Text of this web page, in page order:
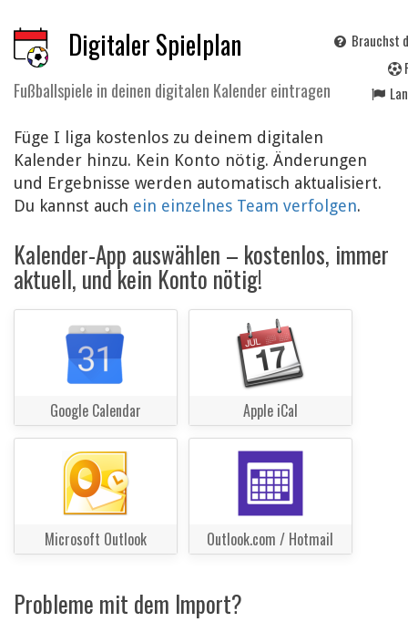
Digitaler Spielplan
Fußballspiele in deinen digitalen Kalender eintragen
Brauchst
Füge I liga kostenlos zu deinem digitalen
Kalender hinzu. Kein Konto nötig. Änderungen
und Ergebnisse werden automatisch aktualisiert.
Du kannst auch ein einzelnes Team verfolgen.
Kalender-App auswählen – kostenlos, immer
aktuell, und kein Konto nötig!
Google Calendar Apple iCal
Microsoft Outlook Outlook.com / Hotmail
Probleme mit dem Import?